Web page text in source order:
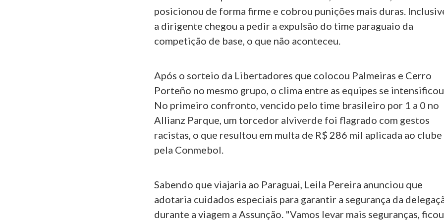
posicionou de forma firme e cobrou punições mais duras.
a dirigente chegou a pedir a expulsão do time paraguaio da
competição de base, o que não aconteceu.
Após o sorteio da Libertadores que colocou Palmeiras e Cerro
Porteño no mesmo grupo, o clima entre as equipes se
No primeiro confronto, vencido pelo time brasileiro por 1 a 0 no
Allianz Parque, um torcedor alviverde foi flagrado com gestos
racistas, o que resultou em multa de R$ 286 mil aplicada ao clube
pela Conmebol.
Sabendo que viajaria ao Paraguai, Leila Pereira anunciou que
adotaria cuidados especiais para garantir a segurança da
durante a viagem a Assunção. "Vamos levar mais seguranças, ficou